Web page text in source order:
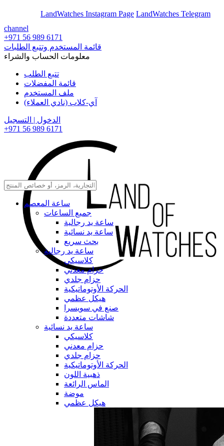
LandWatches Instagram Page LandWatches Telegram
channel
+971 56 989 6171
قائمة المستخدم وتتبع الطلبات
معلومات الحساب والشراء
تتبع الطلب
قائمة المفضلات
ملف المستخدم
آي-كلاب (نادي العملاء)
الدخول | التسجيل
+971 56 989 6171
ساعة المعصم
جميع الساعات
ساعة يد رجالية
ساعة يد نسائية
بحث سريع
ساعة يد رجالية
كلاسيكي
حزام معدني
حزام جلدي
الحركة الأوتوماتيكية
هيكل عظمي
صنع في سويسرا
شاشات متعددة
ساعة يد نسائية
كلاسيكي
حزام معدني
حزام جلدي
الحركة الأوتوماتيكية
ذهبية اللون
الماس الرائعة
موضة
هيكل عظمي